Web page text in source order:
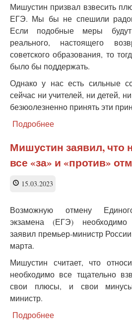
чем
раньше
Мишустин призвал взвесить
ЕГЭ. Мы бы не спешили
Если подобные меры
реального, настоящего
советского образования, то
было бы поддержать.
Однако у нас есть сильные
сейчас ни учителей, ни детей,
безюолезненно принять эти
Подробнее
и
отмена
ЕГЭ.
Мишустин заявил, что
все «за» и «против»
15.03.2023
Возможную отмену Единого
экзамена (ЕГЭ) необходимо
заявил премьер-министр
марта.
Мишустин считает, что
необходимо все тщательно
свои плюсы, и свои
министр.
Подробнее